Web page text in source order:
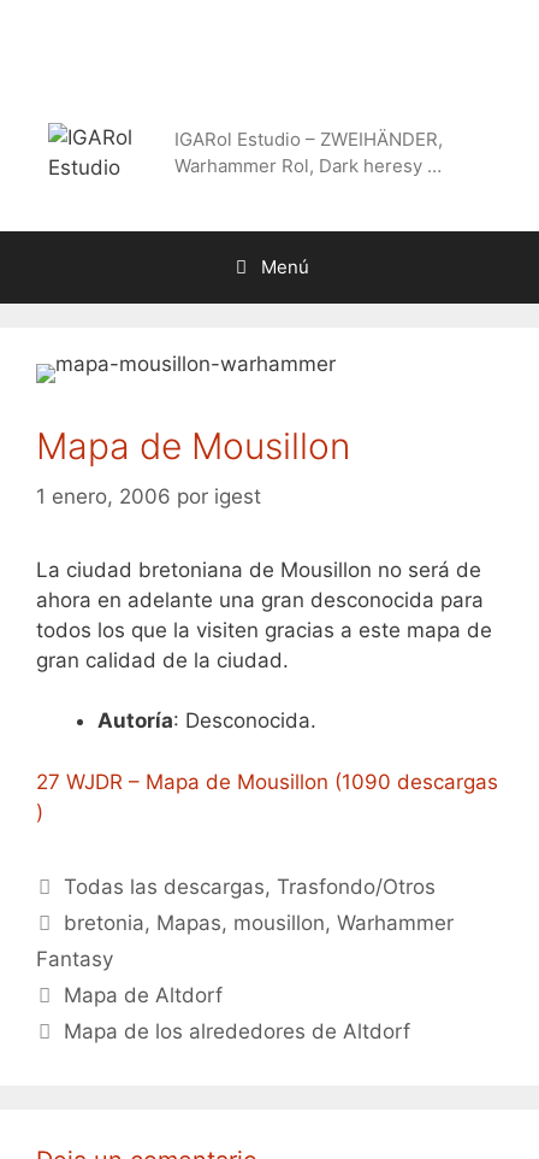
IGARol Estudio – ZWEIHÄNDER,
Warhammer Rol, Dark heresy …
Menú
Mapa de Mousillon
1 enero, 2006 por igest
La ciudad bretoniana de Mousillon no será de
ahora en adelante una gran desconocida para
todos los que la visiten gracias a este mapa de
gran calidad de la ciudad.
Autoría: Desconocida.
27 WJDR – Mapa de Mousillon (1090 descargas
)
Categorías
Todas las descargas,Trasfondo/Otros
Etiquetas
bretonia, Mapas, mousillon,Warhammer
Fantasy
Mapa de Altdorf
Mapa de los alrededores de Altdorf